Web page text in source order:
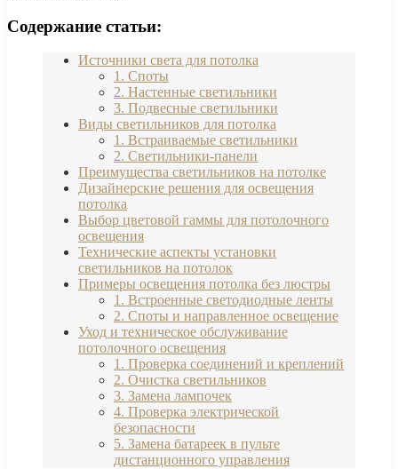
Содержание статьи:
Источники света для потолка
1. Споты
2. Настенные светильники
3. Подвесные светильники
Виды светильников для потолка
1. Встраиваемые светильники
2. Светильники-панели
Преимущества светильников на потолке
Дизайнерские решения для освещения
потолка
Выбор цветовой гаммы для потолочного
освещения
Технические аспекты установки
светильников на потолок
Примеры освещения потолка без люстры
1. Встроенные светодиодные ленты
2. Споты и направленное освещение
Уход и техническое обслуживание
потолочного освещения
1. Проверка соединений и креплений
2. Очистка светильников
3. Замена лампочек
4. Проверка электрической
безопасности
5. Замена батареек в пульте
дистанционного управления